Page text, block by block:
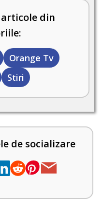
din
Orange Tv
Stiri
de socializare